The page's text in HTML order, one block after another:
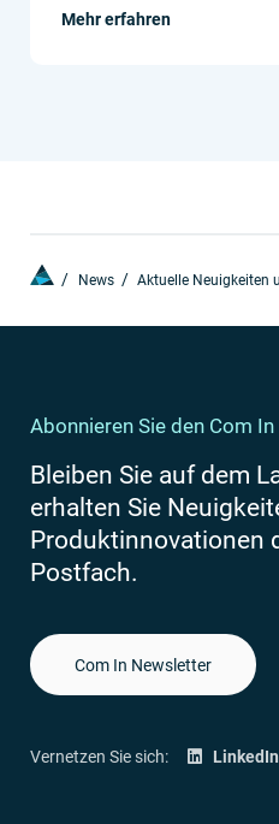
Mehr erfahren
News Aktuelle Neuigkeiten
Abonnieren Sie den Com
Bleiben Sie auf dem
erhalten Sie
Produktinnovationen
Postfach.
Com In Newsletter
Vernetzen Sie sich: LinkedIn